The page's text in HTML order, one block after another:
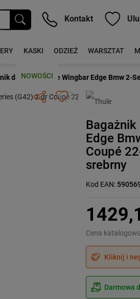
Kontakt
KASKI ODZIEŻ WARSZTAT
NOWOŚCI
dachowy Thule Wingbar Edge Bmw 2-
Następny
Edge
Coupé
srebrny
Kod EAN:
Cena
Kliknij i
Darmowa